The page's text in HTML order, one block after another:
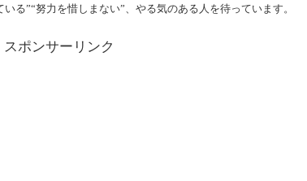
る”“努力を惜しまない”、やる気のある人を待っています。
スポンサーリンク